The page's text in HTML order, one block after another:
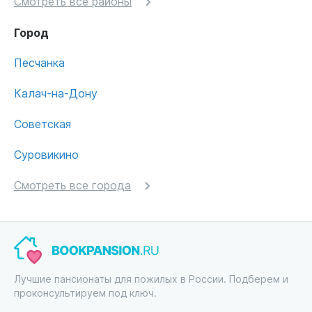
Город
Песчанка
Калач-на-Дону
Советская
Суровикино
Смотреть все города
Лучшие пансионаты для пожилых в России. Подберем и
проконсультируем под ключ.